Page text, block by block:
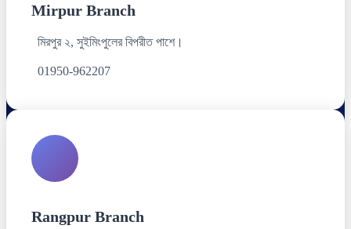
Mirpur Branch
মিরপুর ২, সুইমিংপুলের বিপরীত পাশে।
01950-962207
Rangpur Branch